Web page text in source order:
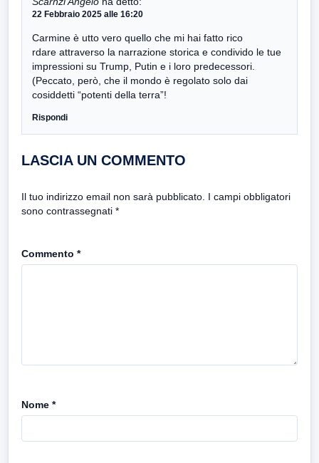
22 Febbraio 2025 alle 16:20
Carmine è utto vero quello che mi hai fatto rico
rdare attraverso la narrazione storica e condivido le tue
impressioni su Trump, Putin e i loro predecessori.
(Peccato, però, che il mondo è regolato solo dai
cosiddetti “potenti della terra”!
Rispondi
LASCIA UN COMMENTO
Il tuo indirizzo email non sarà pubblicato. I campi obbligatori
sono contrassegnati *
Commento *
Nome *